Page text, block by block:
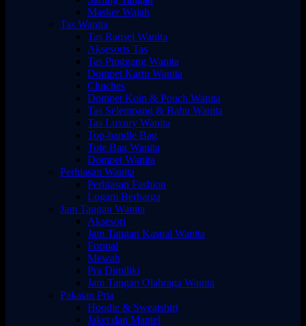
Masker Wajah
Tas Wanita
Tas Ransel Wanita
Aksesoris Tas
Tas Pinggang Wanita
Dompet Kartu Wanita
Clutches
Dompet Koin & Pouch Wanita
Tas Selempang & Bahu Wanita
Tas Luxury Wanita
Top-handle Bag
Tote Bag Wanita
Dompet Wanita
Perhiasan Wanita
Perhiasan Fashion
Logam Berharga
Jam Tangan Wanita
Aksesori
Jam Tangan Kasual Wanita
Formal
Mewah
Pra Dimiliki
Jam Tangan Olahraga Wanita
Pakaian Pria
Hoodie & Sweatshirt
Jaket dan Mantel